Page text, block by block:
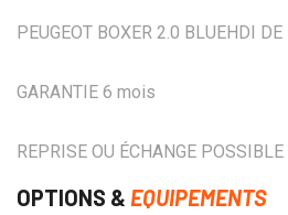
PEUGEOT BOXER 2.0 BLUEHDI
GARANTIE 6 mois
REPRISE OU ÉCHANGE
OPTIONS & EQUIPEMENTS